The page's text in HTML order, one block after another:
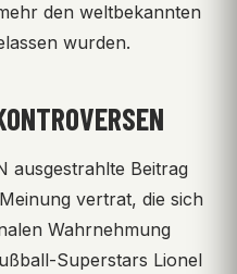
den weltbekannten
wurden.
ausgestrahlte Beitrag
vertrat, die sich
Wahrnehmung
Superstars Lionel